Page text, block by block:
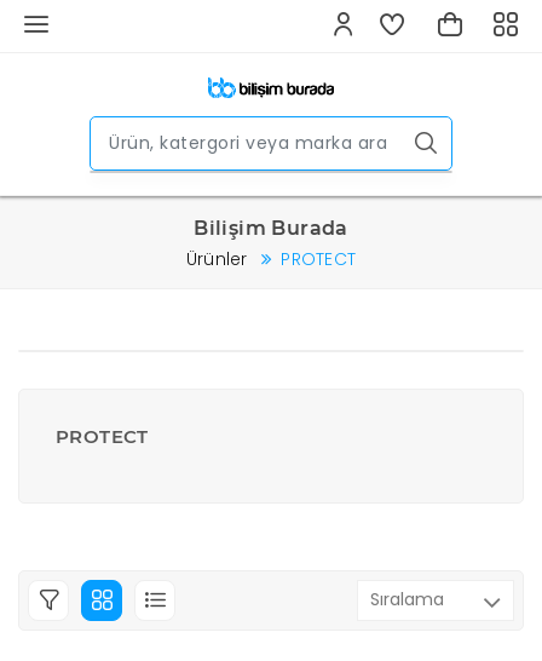
Bilişim Burada
Ürünler PROTECT
PROTECT